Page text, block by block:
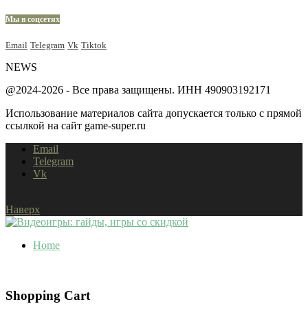
Мы в соцсетях
Email Telegram Vk Tiktok
NEWS
@2024-2026 - Все права защищены. ИНН 490903192171
Использование материалов сайта допускается только с прямой
ссылкой на сайт game-super.ru
Email
Telegram
Vk
Наверх
Home
Shopping Cart